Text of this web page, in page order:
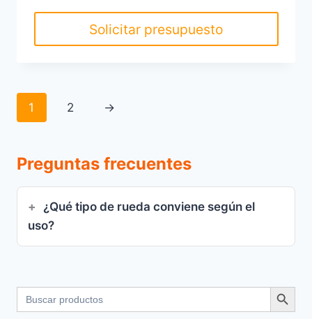
Solicitar presupuesto
1 2 →
Preguntas frecuentes
¿Qué tipo de rueda conviene según el
uso?
Buscar: Botón de